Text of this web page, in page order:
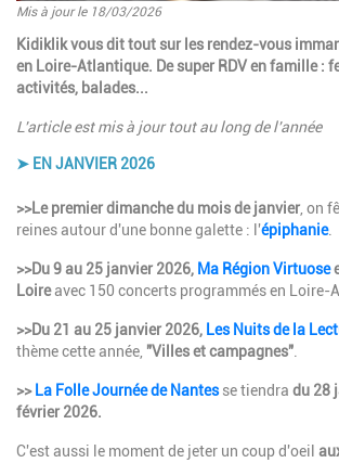
Mis à jour le 18/03/2026
Introduction
Kidiklik vous dit tout sur les rendez-vous
en Loire-Atlantique. De super RDV en famille :
activités, balades...
L'article est mis à jour tout au long de l'année
Paragraphes
➤ EN JANVIER 2026
Description
>>Le premier dimanche du mois de janvier , on
reines autour d'une bonne galette : l'épiphanie.
>>Du 9 au 25 janvier 2026, Ma Région Virtuose
Loireavec 150 concerts programmés en Loire-
>>Du 21 au 25 janvier 2026, Les Nuits de la
thème cette année, "Villes et campagnes"
>> La Folle Journée de Nantes se tiendra du 28
février 2026.
C'est aussi le moment de jeter un coup d'oeil